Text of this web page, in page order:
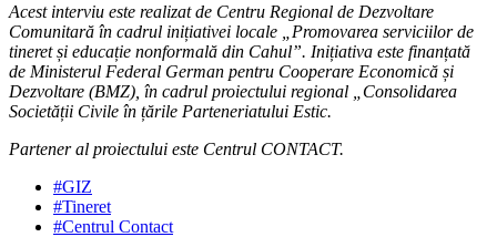
Acest interviu este realizat de Centru Regional de Dezvoltare
Comunitară în cadrul inițiativei locale „Promovarea serviciilor de
tineret și educație nonformală din Cahul”. Inițiativa este finanțată
de Ministerul Federal German pentru Cooperare Economică și
Dezvoltare (BMZ), în cadrul proiectului regional „Consolidarea
Societății Civile în țările Parteneriatului Estic.
Partener al proiectului este Centrul CONTACT.
#GIZ
#Tineret
#Centrul Contact